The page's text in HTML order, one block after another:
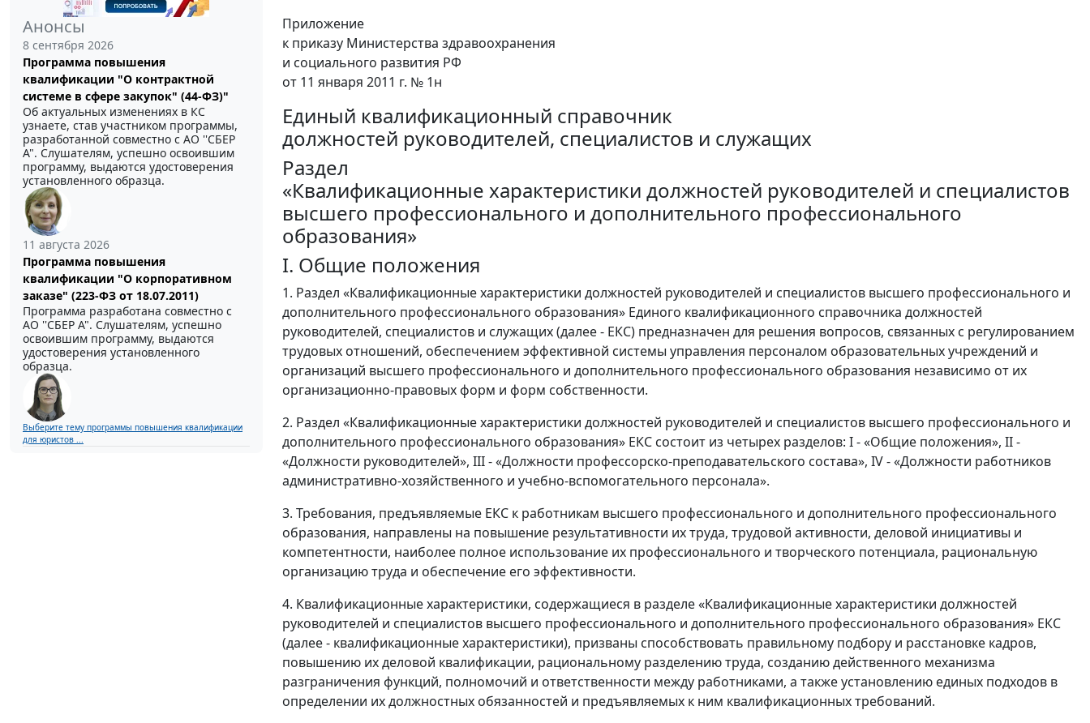
Анонсы
8 сентября 2026
Программа повышения
квалификации "О контрактной
системе в сфере закупок" (44-ФЗ)"
Об актуальных изменениях в КС
узнаете, став участником программы,
разработанной совместно с АО ''СБЕР
А". Слушателям, успешно освоившим
программу, выдаются удостоверения
установленного образца.
11 августа 2026
Программа повышения
квалификации "О корпоративном
заказе" (223-ФЗ от 18.07.2011)
Программа разработана совместно с
АО ''СБЕР А". Слушателям, успешно
освоившим программу, выдаются
удостоверения установленного
образца.
Выберите тему программы повышения квалификации
для юристов ...
Приложение
к приказу Министерства здравоохранения
и социального развития РФ
от 11 января 2011 г. № 1н
Единый квалификационный справочник
должностей руководителей, специалистов и служащих
Раздел
«Квалификационные характеристики должностей руководителей и специалистов
высшего профессионального и дополнительного профессионального
образования»
I. Общие положения
1. Раздел «Квалификационные характеристики должностей руководителей и специалистов высшего профессионального и
дополнительного профессионального образования» Единого квалификационного справочника должностей
руководителей, специалистов и служащих (далее - ЕКС) предназначен для решения вопросов, связанных с регулированием
трудовых отношений, обеспечением эффективной системы управления персоналом образовательных учреждений и
организаций высшего профессионального и дополнительного профессионального образования независимо от их
организационно-правовых форм и форм собственности.
2. Раздел «Квалификационные характеристики должностей руководителей и специалистов высшего профессионального и
дополнительного профессионального образования» ЕКС состоит из четырех разделов: I - «Общие положения», II -
«Должности руководителей», III - «Должности профессорско-преподавательского состава», IV - «Должности работников
административно-хозяйственного и учебно-вспомогательного персонала».
3. Требования, предъявляемые ЕКС к работникам высшего профессионального и дополнительного профессионального
образования, направлены на повышение результативности их труда, трудовой активности, деловой инициативы и
компетентности, наиболее полное использование их профессионального и творческого потенциала, рациональную
организацию труда и обеспечение его эффективности.
4. Квалификационные характеристики, содержащиеся в разделе «Квалификационные характеристики должностей
руководителей и специалистов высшего профессионального и дополнительного профессионального образования» ЕКС
(далее - квалификационные характеристики), призваны способствовать правильному подбору и расстановке кадров,
повышению их деловой квалификации, рациональному разделению труда, созданию действенного механизма
разграничения функций, полномочий и ответственности между работниками, а также установлению единых подходов в
определении их должностных обязанностей и предъявляемых к ним квалификационных требований.